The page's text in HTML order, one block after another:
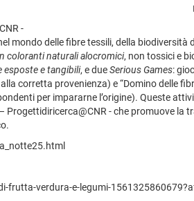
-
delle fibre tessili, della biodiversità
coloranti naturali alocromici, non tossici e
esposte e tangibili, e dueSerious Games:
corretta provenienza) e “Domino delle
per impararne l’origine). Queste
Progettidiricerca@CNR - che promuove
verdura-e-legumi-